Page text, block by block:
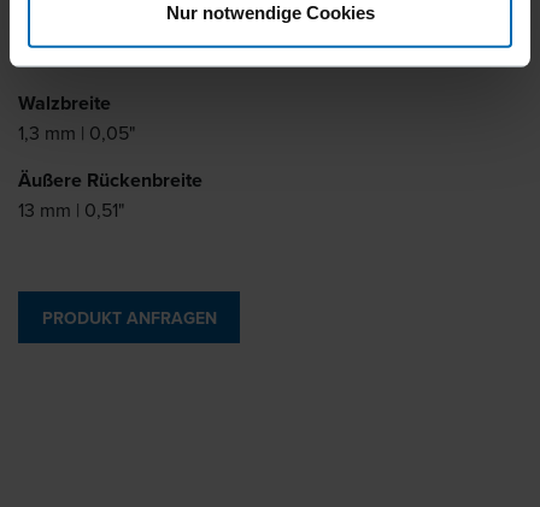
Nur notwendige Cookies
0,5 mm | 0,02"
Walzbreite
1,3 mm | 0,05"
Äußere Rückenbreite
13 mm | 0,51"
PRODUKT ANFRAGEN